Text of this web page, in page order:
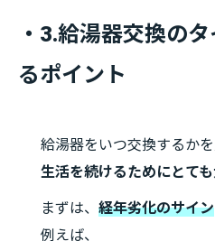
・3.給湯器交換の
るポイント
給湯器をいつ交換するかを
生活を続けるためにとて
まずは、 経年劣化のサイン
例えば、